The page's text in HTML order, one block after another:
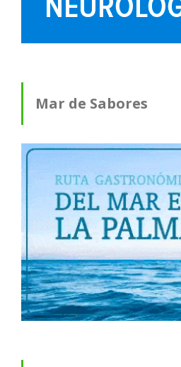
Mar de Sabores